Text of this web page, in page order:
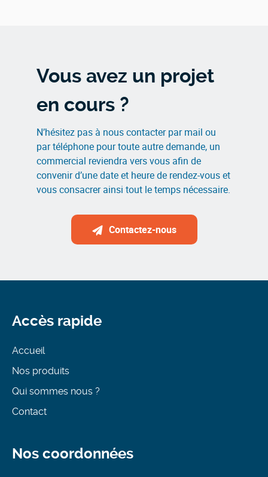
Vous avez un projet
en cours ?
N’hésitez pas à nous contacter par mail ou
par téléphone pour toute autre demande, un
commercial reviendra vers vous afin de
convenir d’une date et heure de rendez-vous et
vous consacrer ainsi tout le temps nécessaire.
Contactez-nous
Accès rapide
Accueil
Nos produits
Qui sommes nous ?
Contact
Nos coordonnées